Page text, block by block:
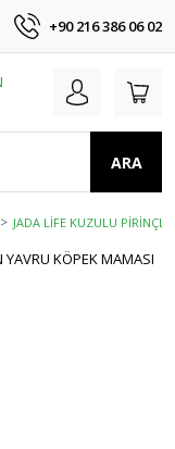
+90 216 386 06 02
ARA
JADA LİFE KUZULU